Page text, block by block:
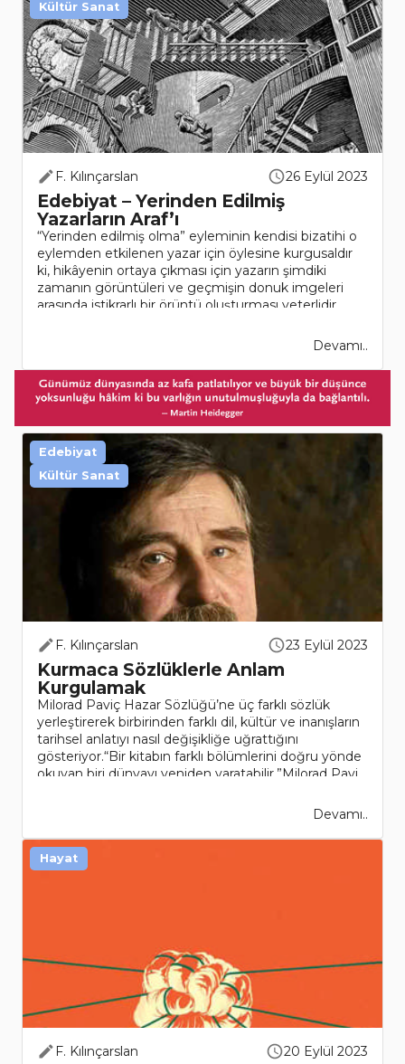
F. Kılınçarslan 26 Eylül 2023
Edebiyat – Yerinden Edilmiş
Yazarların Araf’ı
“Yerinden edilmiş olma” eyleminin kendisi bizatihi o
eylemden etkilenen yazar için öylesine kurgusaldır
ki, hikâyenin ortaya çıkması için yazarın şimdiki
zamanın görüntüleri ve geçmişin donuk imgeleri
arasında istikrarlı bir örüntü oluşturması yeterlidir...
Devamı..
Kültür Sanat
F. Kılınçarslan 23 Eylül 2023
Kurmaca Sözlüklerle Anlam
Kurgulamak
Milorad Paviç Hazar Sözlüğü’ne üç farklı sözlük
yerleştirerek birbirinden farklı dil, kültür ve inanışların
tarihsel anlatıyı nasıl değişikliğe uğrattığını
gösteriyor.“Bir kitabın farklı bölümlerini doğru yönde
okuyan biri dünyayı yeniden yaratabilir.”Milorad Pavi..
Devamı..
Edebiyat
Kültür Sanat
F. Kılınçarslan 20 Eylül 2023
Hayat